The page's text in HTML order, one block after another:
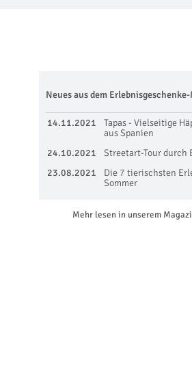
Neues aus dem
14.11.2021
Tapas - Vielseitige
aus Spanien
24.10.2021
Streetart-Tour durch
23.08.2021
Die 7 tierischsten
Sommer
Mehr lesen in unserem